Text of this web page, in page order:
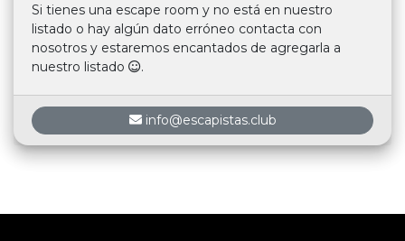
Si tienes una escape room y no está en nuestro
listado o hay algún dato erróneo contacta con
nosotros y estaremos encantados de agregarla a
nuestro listado
.
info@escapistas.club